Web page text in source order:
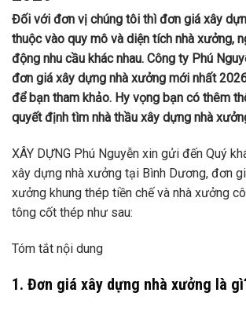
Đối với đơn vị chúng tôi thì đơn giá xây
thuộc vào quy mô và diện tích nhà xưởng,
động nhu cầu khác nhau. Công ty Phú
đơn giá xây dựng nhà xưởng mới nhất
để bạn tham khảo. Hy vọng bạn có thêm
quyết định tìm nhà thầu xây dựng nhà
XÂY DỰNG Phú Nguyễn xin gửi đến Quý
xây dựng nhà xưởng tại Bình Dương, đơn
xưởng khung thép tiền chế và nhà xưởng
tông cốt thép như sau:
Tóm tắt nội dung
1. Đơn giá xây dựng nhà xưởng là